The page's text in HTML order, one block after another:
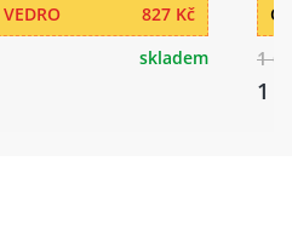
827 Kč
VEDRO
skladem 1
1